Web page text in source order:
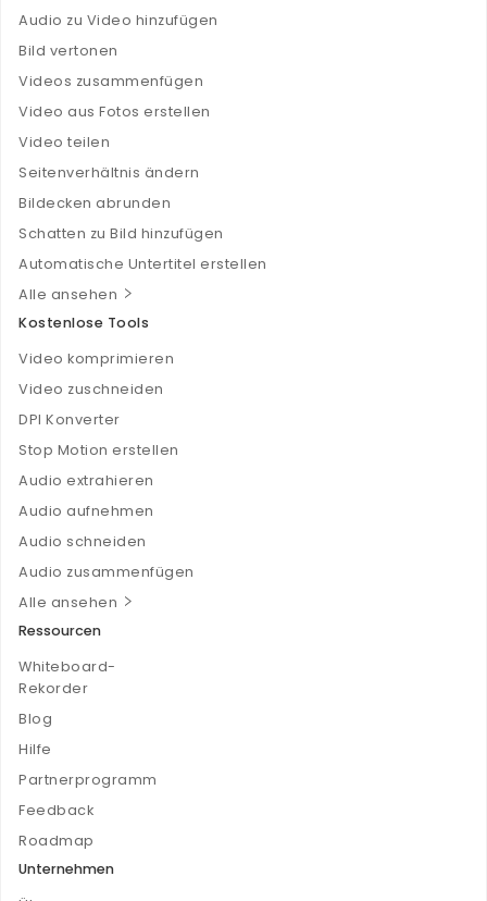
Audio zu Video hinzufügen
Bild vertonen
Videos zusammenfügen
Video aus Fotos erstellen
Video teilen
Seitenverhältnis ändern
Bildecken abrunden
Schatten zu Bild hinzufügen
Automatische Untertitel erstellen
Alle ansehen
Kostenlose Tools
Video komprimieren
Video zuschneiden
DPI Konverter
Stop Motion erstellen
Audio extrahieren
Audio aufnehmen
Audio schneiden
Audio zusammenfügen
Alle ansehen
Ressourcen
Whiteboard-
Rekorder
Blog
Hilfe
Partnerprogramm
Feedback
Roadmap
Unternehmen